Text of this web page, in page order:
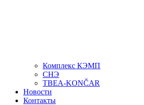
Комплекс КЭМП
СНЭ
TBEA-KONČAR
Новости
Контакты